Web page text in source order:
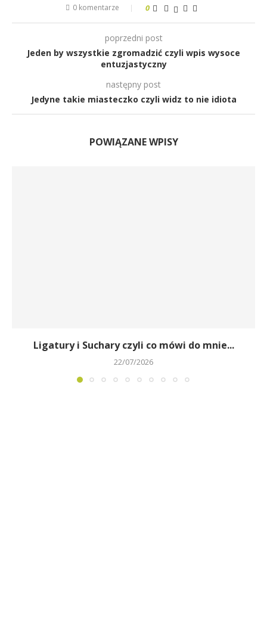
0 komentarze 0
poprzedni post
Jeden by wszystkie zgromadzić czyli wpis wysoce
entuzjastyczny
następny post
Jedyne takie miasteczko czyli widz to nie idiota
POWIĄZANE WPISY
Ligatury i Suchary czyli co mówi do mnie...
22/07/2026